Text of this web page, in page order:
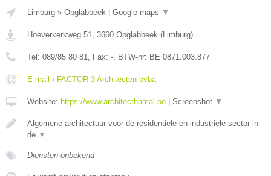
Limburg » Opglabbeek Google maps ▼
Hoeverkerkweg 51, 3660 Opglabbeek (Limburg)
Tel: 089/85 80 81, Fax: -, BTW-nr: BE 0871.003.877
E-mail › FACTOR 3 Architecten bvba
Website: https://www.architecthamal.be Screenshot ▼
Algemene architectuur voor de residentiële en industriële sector in
de ▼
Diensten onbekend